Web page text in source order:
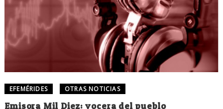
EFEMÉRIDES OTRAS NOTICIAS
Emisora Mil Diez: vocera del pueblo